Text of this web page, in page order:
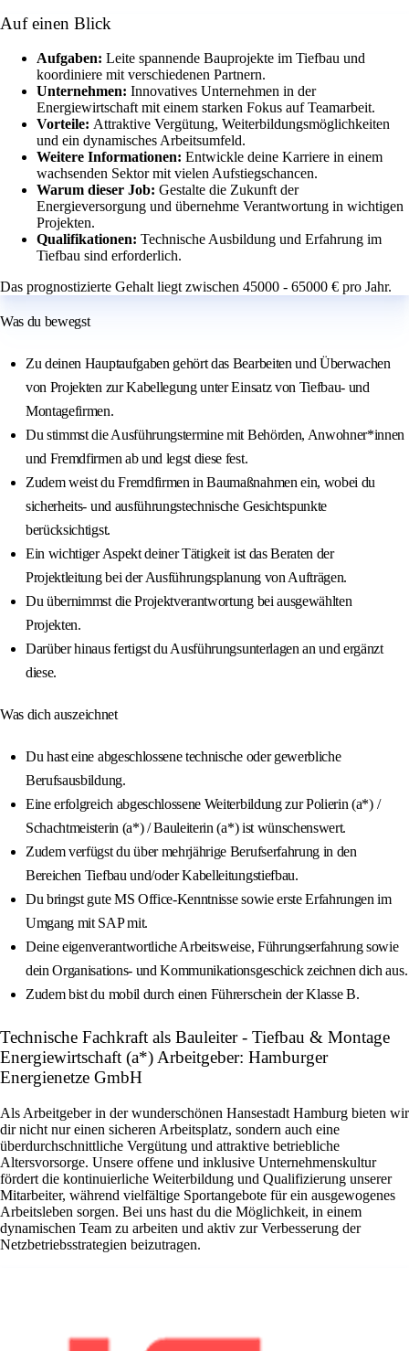
Auf einen Blick
Aufgaben: Leite spannende Bauprojekte im Tiefbau und
koordiniere mit verschiedenen Partnern.
Unternehmen: Innovatives Unternehmen in der
Energiewirtschaft mit einem starken Fokus auf Teamarbeit.
Vorteile: Attraktive Vergütung, Weiterbildungsmöglichkeiten
und ein dynamisches Arbeitsumfeld.
Weitere Informationen: Entwickle deine Karriere in einem
wachsenden Sektor mit vielen Aufstiegschancen.
Warum dieser Job: Gestalte die Zukunft der
Energieversorgung und übernehme Verantwortung in wichtigen
Projekten.
Qualifikationen: Technische Ausbildung und Erfahrung im
Tiefbau sind erforderlich.
Das prognostizierte Gehalt liegt zwischen 45000 - 65000 € pro Jahr.
Was du bewegst
Zu deinen Hauptaufgaben gehört das Bearbeiten und Überwachen
von Projekten zur Kabellegung unter Einsatz von Tiefbau- und
Montagefirmen.
Du stimmst die Ausführungstermine mit Behörden, Anwohner*innen
und Fremdfirmen ab und legst diese fest.
Zudem weist du Fremdfirmen in Baumaßnahmen ein, wobei du
sicherheits- und ausführungstechnische Gesichtspunkte
berücksichtigst.
Ein wichtiger Aspekt deiner Tätigkeit ist das Beraten der
Projektleitung bei der Ausführungsplanung von Aufträgen.
Du übernimmst die Projektverantwortung bei ausgewählten
Projekten.
Darüber hinaus fertigst du Ausführungsunterlagen an und ergänzt
diese.
Was dich auszeichnet
Du hast eine abgeschlossene technische oder gewerbliche
Berufsausbildung.
Eine erfolgreich abgeschlossene Weiterbildung zur Polierin (a*) /
Schachtmeisterin (a*) / Bauleiterin (a*) ist wünschenswert.
Zudem verfügst du über mehrjährige Berufserfahrung in den
Bereichen Tiefbau und/oder Kabelleitungstiefbau.
Du bringst gute MS Office-Kenntnisse sowie erste Erfahrungen im
Umgang mit SAP mit.
Deine eigenverantwortliche Arbeitsweise, Führungserfahrung sowie
dein Organisations- und Kommunikationsgeschick zeichnen dich aus.
Zudem bist du mobil durch einen Führerschein der Klasse B.
Technische Fachkraft als Bauleiter - Tiefbau & Montage
Energiewirtschaft (a*) Arbeitgeber: Hamburger
Energienetze GmbH
Als Arbeitgeber in der wunderschönen Hansestadt Hamburg bieten wir
dir nicht nur einen sicheren Arbeitsplatz, sondern auch eine
überdurchschnittliche Vergütung und attraktive betriebliche
Altersvorsorge. Unsere offene und inklusive Unternehmenskultur
fördert die kontinuierliche Weiterbildung und Qualifizierung unserer
Mitarbeiter, während vielfältige Sportangebote für ein ausgewogenes
Arbeitsleben sorgen. Bei uns hast du die Möglichkeit, in einem
dynamischen Team zu arbeiten und aktiv zur Verbesserung der
Netzbetriebsstrategien beizutragen.